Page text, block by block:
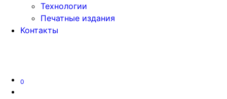
Технологии
Печатные издания
Контакты
0